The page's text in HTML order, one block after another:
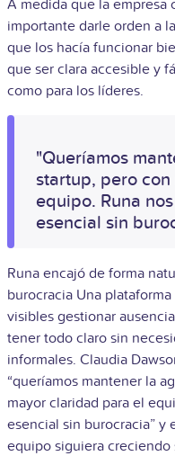
A medida que la empresa
importante darle orden a
que los hacía funcionar
que ser clara accesible y
como para los líderes.
"Queríamos
startup, pero
equipo. Runa
esencial sin
Runa encajó de forma
burocracia Una
visibles gestionar
tener todo claro sin
informales. Claudia
“queríamos mantener la
mayor claridad para el
esencial sin burocracia”
equipo siguiera